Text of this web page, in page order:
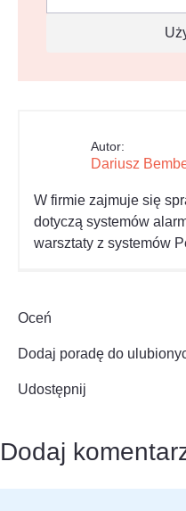
Oceń
Dodaj poradę do
Udostępnij
Autor:
Dariusz
W firmie zajmuje się
dotyczą systemów
warsztaty z systemów
Dodaj